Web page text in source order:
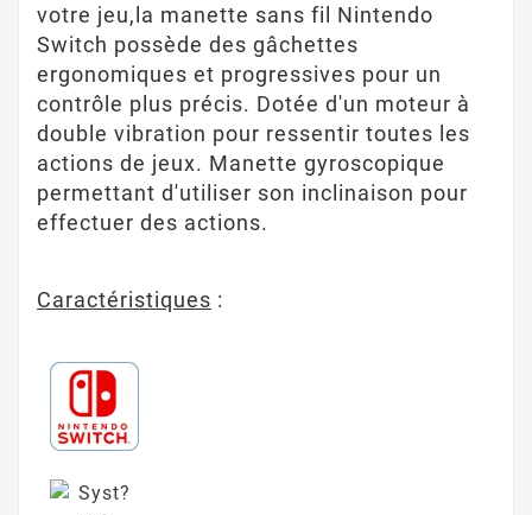
votre jeu,la manette sans fil Nintendo
Switch possède des gâchettes
ergonomiques et progressives pour un
contrôle plus précis. Dotée d'un moteur à
double vibration pour ressentir toutes les
actions de jeux. Manette gyroscopique
permettant d'utiliser son inclinaison pour
effectuer des actions.
Caractéristiques :